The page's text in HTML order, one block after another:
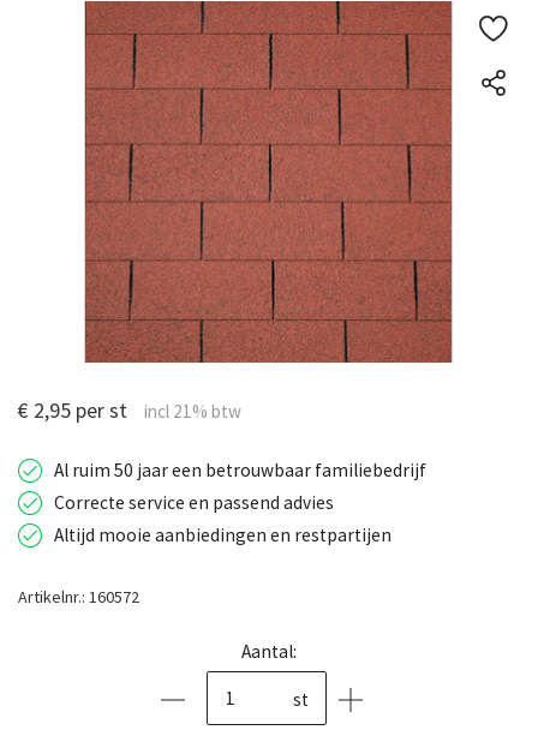
€ 2,95 per st
Al ruim 50 jaar een betrouwbaar familiebedrijf
Correcte service en passend advies
Altijd mooie aanbiedingen en restpartijen
Artikelnr.: 160572
Aantal:
st